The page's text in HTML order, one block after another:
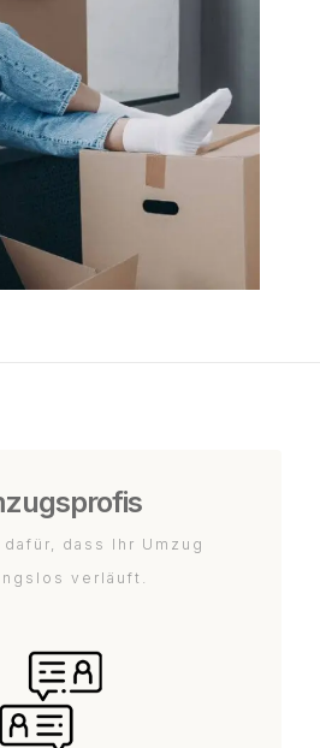
dass Ihr Umzug
verläuft.